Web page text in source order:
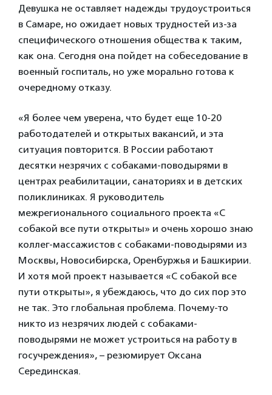
Девушка не оставляет надежды трудоустроиться
в Самаре, но ожидает новых трудностей из-за
специфического отношения общества к таким,
как она. Сегодня она пойдет на собеседование в
военный госпиталь, но уже морально готова к
очередному отказу.
«Я более чем уверена, что будет еще 10-20
работодателей и открытых вакансий, и эта
ситуация повторится. В России работают
десятки незрячих с собаками-поводырями в
центрах реабилитации, санаториях и в детских
поликлиниках. Я руководитель
межрегионального социального проекта «С
собакой все пути открыты» и очень хорошо знаю
коллег-массажистов с собаками-поводырями из
Москвы, Новосибирска, Оренбуржья и Башкирии.
И хотя мой проект называется «С собакой все
пути открыты», я убеждаюсь, что до сих пор это
не так. Это глобальная проблема. Почему-то
никто из незрячих людей с собаками-
поводырями не может устроиться на работу в
госучреждения», – резюмирует Оксана
Серединская.